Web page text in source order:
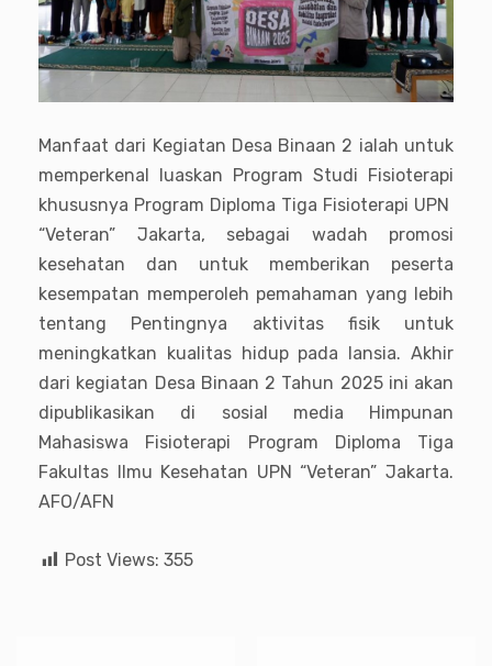
Manfaat dari Kegiatan Desa Binaan 2 ialah untuk
memperkenal luaskan Program Studi Fisioterapi
khususnya Program Diploma Tiga Fisioterapi UPN
“Veteran” Jakarta, sebagai wadah promosi
kesehatan dan untuk memberikan peserta
kesempatan memperoleh pemahaman yang lebih
tentang Pentingnya aktivitas fisik untuk
meningkatkan kualitas hidup pada lansia. Akhir
dari kegiatan Desa Binaan 2 Tahun 2025 ini akan
dipublikasikan di sosial media Himpunan
Mahasiswa Fisioterapi Program Diploma Tiga
Fakultas Ilmu Kesehatan UPN “Veteran” Jakarta.
AFO/AFN
Post Views: 355